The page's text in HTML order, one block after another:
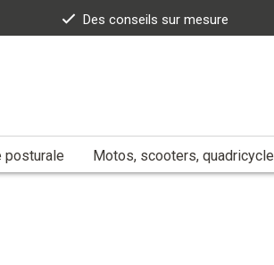
Des conseils sur mesure
posturale Motos, scooters, quadricycle